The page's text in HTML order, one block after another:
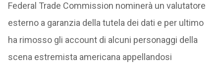
Federal Trade Commission nominerà un valutatore
esterno a garanzia della tutela dei dati e per ultimo
ha rimosso gli account di alcuni personaggi della
scena estremista americana appellandosi